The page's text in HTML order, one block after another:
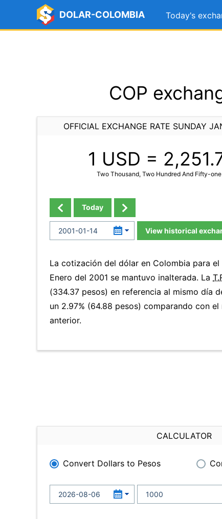
DOLAR-COLOMBIA Today's
COP
OFFICIAL EXCHANGE RATE SUNDAY
1 USD =
Two Thousand, Two Hundred And Fifty-
Today
View historical
La cotización del dólar en Colombia para
Enero del 2001 se mantuvo inalterada. La
(334.37 pesos) en referencia al mismo día
un 2.97% (64.88 pesos) comparando con
anterior.
CALCULATOR
Convert Dollars to Pesos